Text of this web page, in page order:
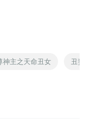
神主之天命丑女 丑妻